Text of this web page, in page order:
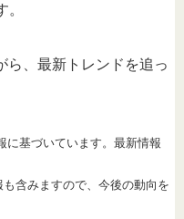
ら、最新トレンドを追っ
に基づいています。最新情報
含みますので、今後の動向を